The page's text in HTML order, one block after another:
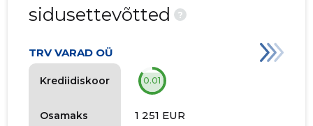
sidusettevõtted
?
Krediidiskoor
Osamaks
TRV VARAD OÜ
0.01
1 251 EUR